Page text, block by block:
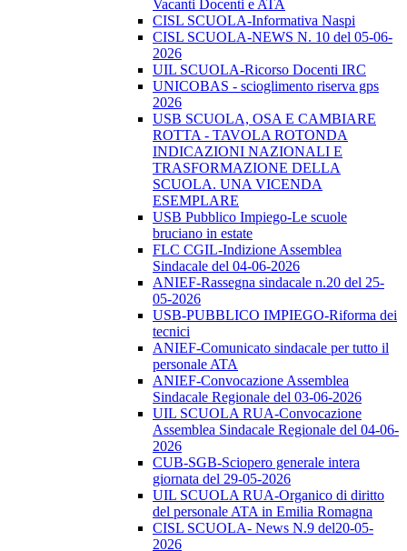
Vacanti Docenti e ATA
CISL SCUOLA-Informativa Naspi
CISL SCUOLA-NEWS N. 10 del 05-06-
2026
UIL SCUOLA-Ricorso Docenti IRC
UNICOBAS - scioglimento riserva gps
2026
USB SCUOLA, OSA E CAMBIARE
ROTTA - TAVOLA ROTONDA
INDICAZIONI NAZIONALI E
TRASFORMAZIONE DELLA
SCUOLA. UNA VICENDA
ESEMPLARE
USB Pubblico Impiego-Le scuole
bruciano in estate
FLC CGIL-Indizione Assemblea
Sindacale del 04-06-2026
ANIEF-Rassegna sindacale n.20 del 25-
05-2026
USB-PUBBLICO IMPIEGO-Riforma dei
tecnici
ANIEF-Comunicato sindacale per tutto il
personale ATA
ANIEF-Convocazione Assemblea
Sindacale Regionale del 03-06-2026
UIL SCUOLA RUA-Convocazione
Assemblea Sindacale Regionale del 04-06-
2026
CUB-SGB-Sciopero generale intera
giornata del 29-05-2026
UIL SCUOLA RUA-Organico di diritto
del personale ATA in Emilia Romagna
CISL SCUOLA- News N.9 del20-05-
2026